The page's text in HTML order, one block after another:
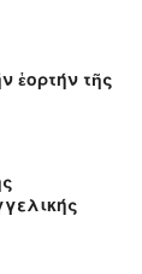
ἑορτήν τῆς